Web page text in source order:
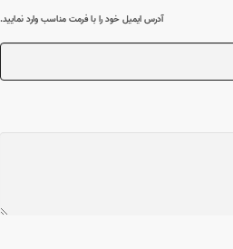
آدرس ایمیل خود را با فرمت مناسب وارد نمایید.